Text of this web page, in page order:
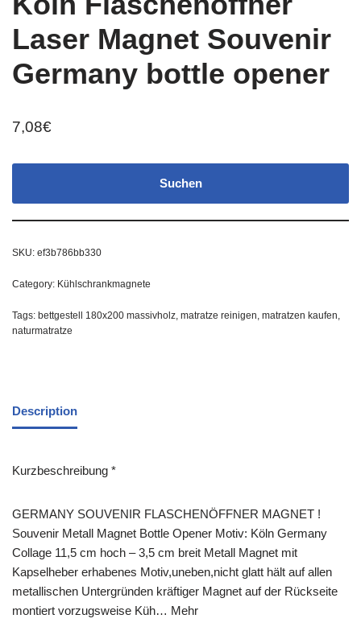
Laser Magnet Souvenir
Germany bottle opener
7,08€
Suchen
SKU: ef3b786bb330
Category: Kühlschrankmagnete
Tags: bettgestell 180x200 massivholz, matratze reinigen, matratzen kaufen,
naturmatratze
Description
Kurzbeschreibung *
GERMANY SOUVENIR FLASCHENÖFFNER MAGNET !
Souvenir Metall Magnet Bottle Opener Motiv: Köln Germany
Collage 11,5 cm hoch – 3,5 cm breit Metall Magnet mit
Kapselheber erhabenes Motiv,uneben,nicht glatt hält auf allen
metallischen Untergründen kräftiger Magnet auf der Rückseite
montiert vorzugsweise Küh… Mehr